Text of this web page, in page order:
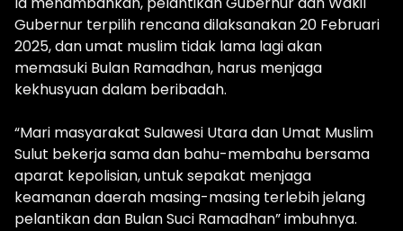
Gubernur terpilih rencana dilaksanakan 20 Februari
2025, dan umat muslim tidak lama lagi akan
memasuki Bulan Ramadhan, harus menjaga
kekhusyuan dalam beribadah.
“Mari masyarakat Sulawesi Utara dan Umat Muslim
Sulut bekerja sama dan bahu-membahu bersama
aparat kepolisian, untuk sepakat menjaga
keamanan daerah masing-masing terlebih jelang
pelantikan dan Bulan Suci Ramadhan” imbuhnya.